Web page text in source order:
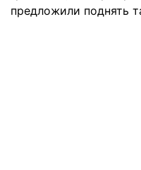
предложили поднять